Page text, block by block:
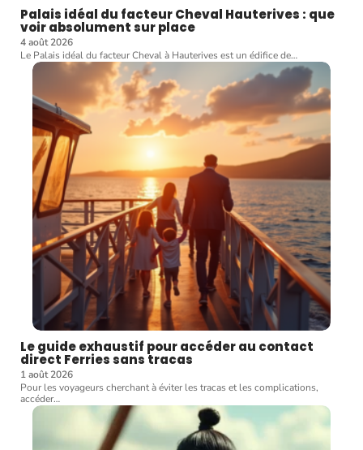
Palais idéal du facteur Cheval Hauterives : que
voir absolument sur place
4 août 2026
Le Palais idéal du facteur Cheval à Hauterives est un édifice de…
Le guide exhaustif pour accéder au contact
direct Ferries sans tracas
1 août 2026
Pour les voyageurs cherchant à éviter les tracas et les complications,
accéder…